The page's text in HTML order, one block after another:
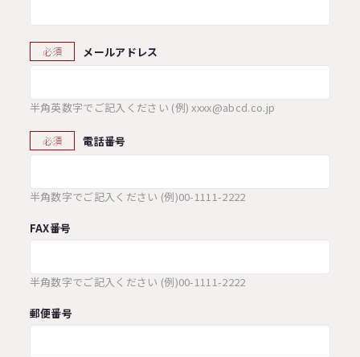
メールアドレス
必須
半角英数字でご記入ください (例) xxxx@abcd.co.jp
電話番号
必須
半角数字でご記入ください (例)00-1111-2222
FAX番号
半角数字でご記入ください (例)00-1111-2222
郵便番号